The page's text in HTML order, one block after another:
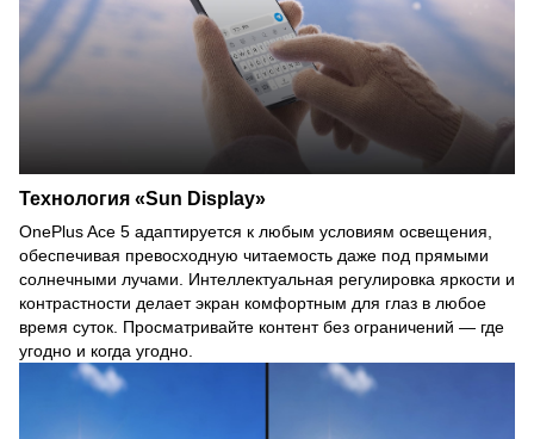
Технология «Sun Display»
OnePlus Ace 5 адаптируется к любым условиям освещения,
обеспечивая превосходную читаемость даже под прямыми
солнечными лучами. Интеллектуальная регулировка яркости и
контрастности делает экран комфортным для глаз в любое
время суток. Просматривайте контент без ограничений — где
угодно и когда угодно.